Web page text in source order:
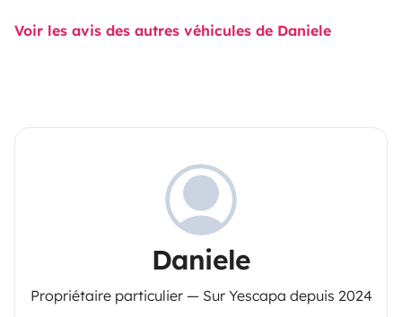
Voir les avis des autres véhicules de Daniele
Daniele
Propriétaire particulier — Sur Yescapa depuis 2024